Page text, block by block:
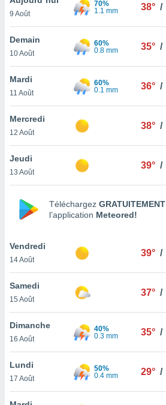
et
»,
au
vous
qu'ils
ou
le
ainsi
un
la
du
votre
à
en
9 Août
70%
1.1 mm
38° /
Demain
10 Août
60%
0.8 mm
35° /
Mardi
11 Août
60%
0.1 mm
36° /
Mercredi
12 Août
38° /
Jeudi
13 Août
39° /
Téléchargez GRATUITEMENT
l’application Meteored!
Vendredi
14 Août
39° /
Samedi
15 Août
37° /
Dimanche
16 Août
40%
0.3 mm
35° /
Lundi
17 Août
50%
0.4 mm
29° /